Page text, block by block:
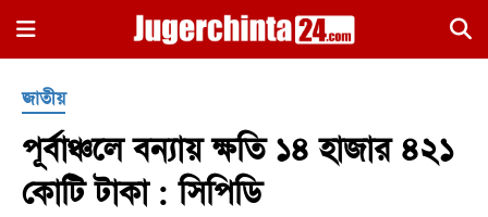
×
জাতীয়
পূর্বাঞ্চলে বন্যায় ক্ষতি ১৪ হাজার ৪২১
কোটি টাকা : সিপিডি